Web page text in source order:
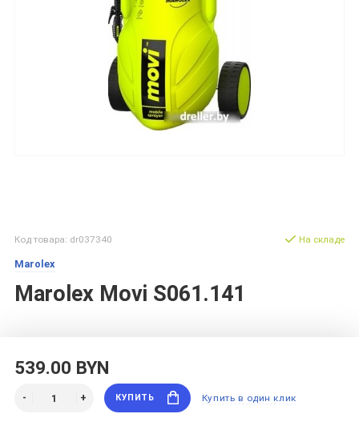
Код товара: dr037340
Marolex
Marolex Movi S061.141
На складе
539.00 BYN
КУПИТЬ Купить в один клик